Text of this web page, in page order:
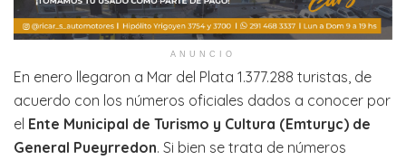
ANUNCIO
En enero llegaron a Mar del Plata 1.377.288 turistas, de
acuerdo con los números oficiales dados a conocer por
el Ente Municipal de Turismo y Cultura (Emturyc) de
General Pueyrredon. Si bien se trata de números